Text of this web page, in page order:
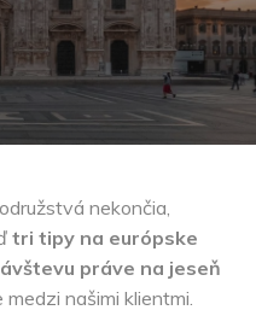
nekončia,
tri tipy na európske
práve na jeseň
našimi klientmi.